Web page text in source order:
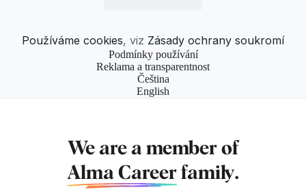
Používáme cookies, viz Zásady ochrany soukromí
Podmínky používání
Reklama a transparentnost
Čeština
English
We are a member of
Alma Career family.